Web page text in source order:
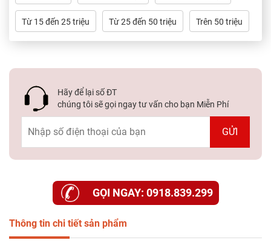
Từ 15 đến 25 triệu Từ 25 đến 50 triệu Trên 50 triệu
Hãy để lại số ĐT
chúng tôi sẽ gọi ngay tư vấn cho bạn Miễn Phí
GỌI NGAY: 0918.839.299
Thông tin chi tiết sản phẩm